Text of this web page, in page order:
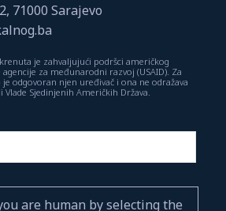
71000 Sarajevo
je zahvaljujući podršci američkog
za međunarodni razvoj (USAID). Za
je odgovoran njen uređivač i ona ne odražava
Vlade Sjedinjenih Američkih Država.
are human by selecting the